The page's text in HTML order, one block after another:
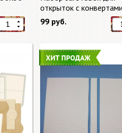
открыток с
времени (Timeless) от
99 руб.